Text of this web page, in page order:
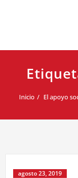
Inicio El apoyo
agosto 23, 2019